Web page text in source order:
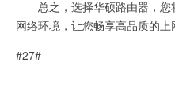
总之，选择华硕路由器，您
网络环境，让您畅享高品质的上
#27#